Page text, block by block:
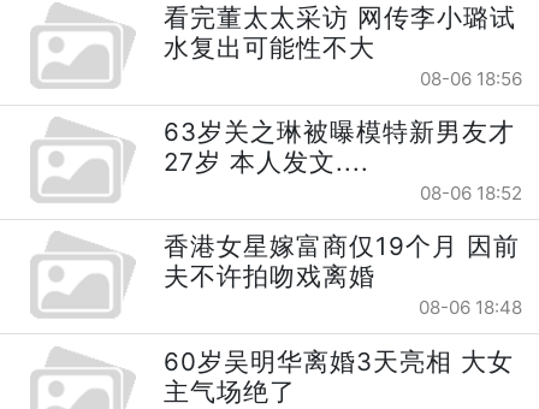
看完董太太采访 网传李小璐试
水复出可能性不大
08-06 18:56
63岁关之琳被曝模特新男友才
27岁 本人发文....
08-06 18:52
香港女星嫁富商仅19个月 因前
夫不许拍吻戏离婚
08-06 18:48
60岁吴明华离婚3天亮相 大女
主气场绝了